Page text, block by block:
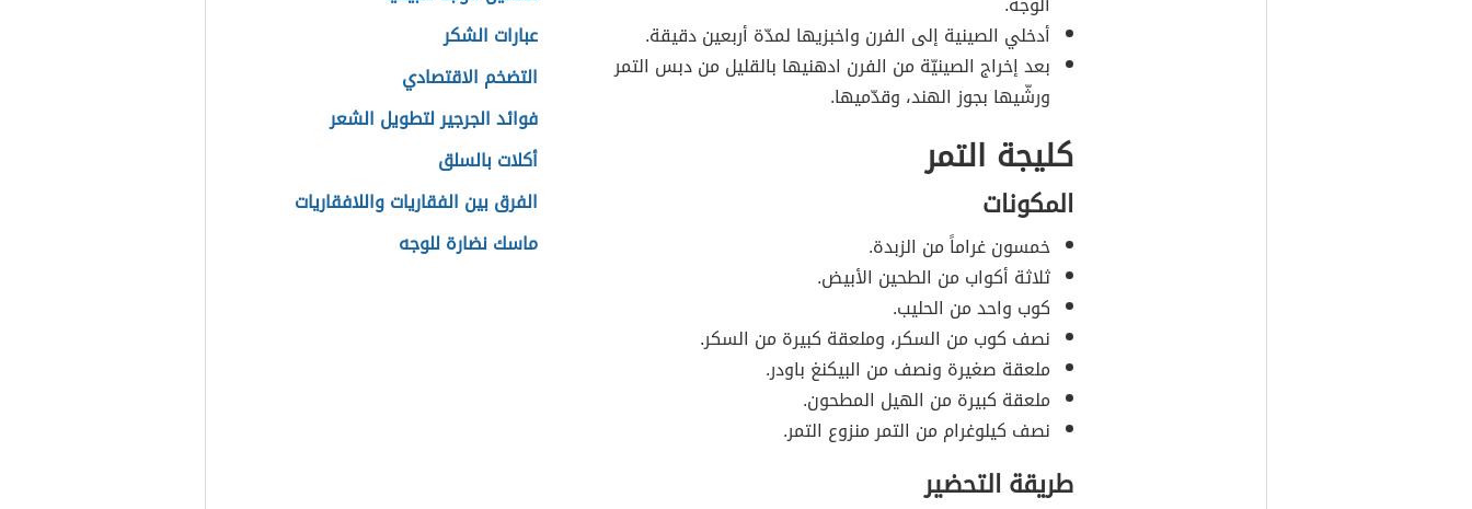
أدخلي الصينية إلى الفرن واخبزيها لمدّة أربعين دقيقة.
بعد إخراج الصينيّة من الفرن ادهنيها بالقليل من دبس التمر
ورشّيها بجوز الهند، وقدّميها.
كليجة التمر
المكونات
خمسون غراماً من الزبدة.
ثلاثة أكواب من الطحين الأبيض.
كوب واحد من الحليب.
نصف كوب من السكر، وملعقة كبيرة من السكر.
ملعقة صغيرة ونصف من البيكنغ باودر.
ملعقة كبيرة من الهيل المطحون.
نصف كيلوغرام من التمر منزوع التمر.
طريقة التحضير
عبارات الشكر
التضخم الاقتصادي
فوائد الجرجير لتطويل الشعر
أكلات بالسلق
الفرق بين الفقاريات واللافقاريات
ماسك نضارة للوجه